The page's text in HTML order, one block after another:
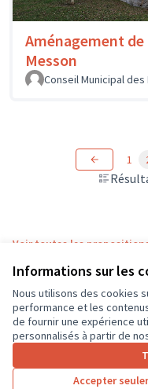
Informations sur les
Nous utilisons des cookies
performance et les
de fournir une expérience
personnalisés à partir de
Accepter
Aménagement de
Messon
Conseil Municipal des
1
Voir toutes les
Conditions d'utilisation
Paramètres des cookies
CD37 sur X
(Lien externe)
CD37 sur Facebook
CD37 surCD37 sur
(Lien externe)